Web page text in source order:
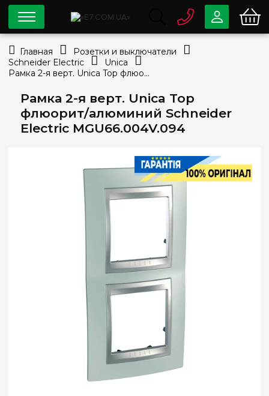
Рамка 2-я верт. Unica Top
флюорит/алюминий Schneider
Electric MGU66.004V.094
0 80033-63-07
info@e7.com.ua
044
Viber Telegram
Главная
Розетки и выключатели
Schneider Electric
Unica
Рамка 2-я верт. Unica Top флюорит/алюминий Schneider Electric MGU66.004V.094